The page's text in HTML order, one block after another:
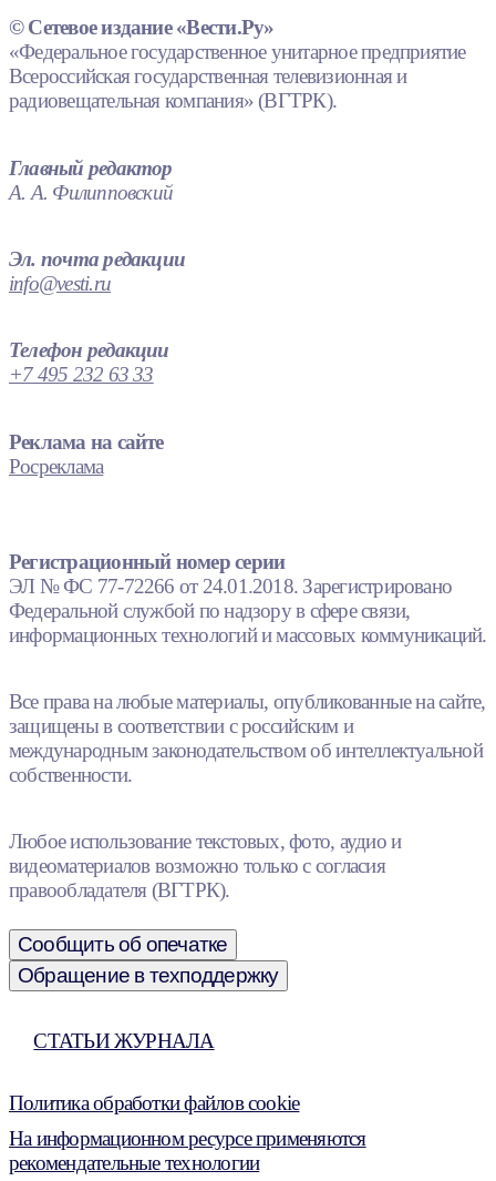
© Сетевое издание «Вести.Ру»
«Федеральное государственное унитарное предприятие
Всероссийская государственная телевизионная и
радиовещательная компания» (ВГТРК).
Главный редактор
А. А. Филипповский
Эл. почта редакции
info@vesti.ru
Телефон редакции
+7 495 232 63 33
Реклама на сайте
Росреклама
Регистрационный номер серии
ЭЛ № ФС 77-72266 от 24.01.2018. Зарегистрировано
Федеральной службой по надзору в сфере связи,
информационных технологий и массовых коммуникаций.
Все права на любые материалы, опубликованные на сайте,
защищены в соответствии с российским и
международным законодательством об интеллектуальной
собственности.
Любое использование текстовых, фото, аудио и
видеоматериалов возможно только с согласия
правообладателя (ВГТРК).
Сообщить об опечатке
Обращение в техподдержку
СТАТЬИ ЖУРНАЛА
Политика обработки файлов cookie
На информационном ресурсе применяются
рекомендательные технологии